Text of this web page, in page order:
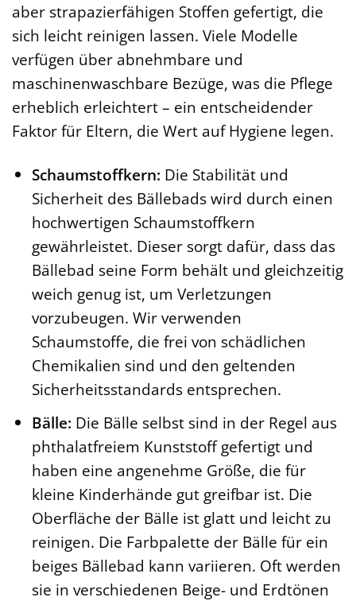
aber strapazierfähigen Stoffen gefertigt, die
sich leicht reinigen lassen. Viele Modelle
verfügen über abnehmbare und
maschinenwaschbare Bezüge, was die Pflege
erheblich erleichtert – ein entscheidender
Faktor für Eltern, die Wert auf Hygiene legen.
Schaumstoffkern: Die Stabilität und
Sicherheit des Bällebads wird durch einen
hochwertigen Schaumstoffkern
gewährleistet. Dieser sorgt dafür, dass das
Bällebad seine Form behält und gleichzeitig
weich genug ist, um Verletzungen
vorzubeugen. Wir verwenden
Schaumstoffe, die frei von schädlichen
Chemikalien sind und den geltenden
Sicherheitsstandards entsprechen.
Bälle: Die Bälle selbst sind in der Regel aus
phthalatfreiem Kunststoff gefertigt und
haben eine angenehme Größe, die für
kleine Kinderhände gut greifbar ist. Die
Oberfläche der Bälle ist glatt und leicht zu
reinigen. Die Farbpalette der Bälle für ein
beiges Bällebad kann variieren. Oft werden
sie in verschiedenen Beige- und Erdtönen